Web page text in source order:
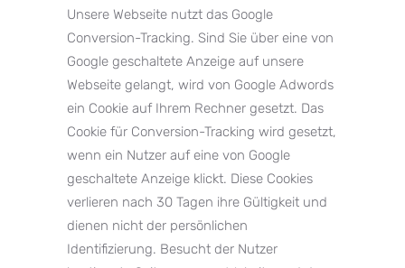
Unsere Webseite nutzt das Google
Conversion-Tracking. Sind Sie über eine von
Google geschaltete Anzeige auf unsere
Webseite gelangt, wird von Google Adwords
ein Cookie auf Ihrem Rechner gesetzt. Das
Cookie für Conversion-Tracking wird gesetzt,
wenn ein Nutzer auf eine von Google
geschaltete Anzeige klickt. Diese Cookies
verlieren nach 30 Tagen ihre Gültigkeit und
dienen nicht der persönlichen
Identifizierung. Besucht der Nutzer